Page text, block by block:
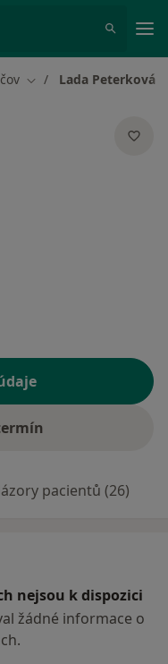
Změna města
Lada Peterková
pacientů (26)
nejsou k dispozici
žádné informace o